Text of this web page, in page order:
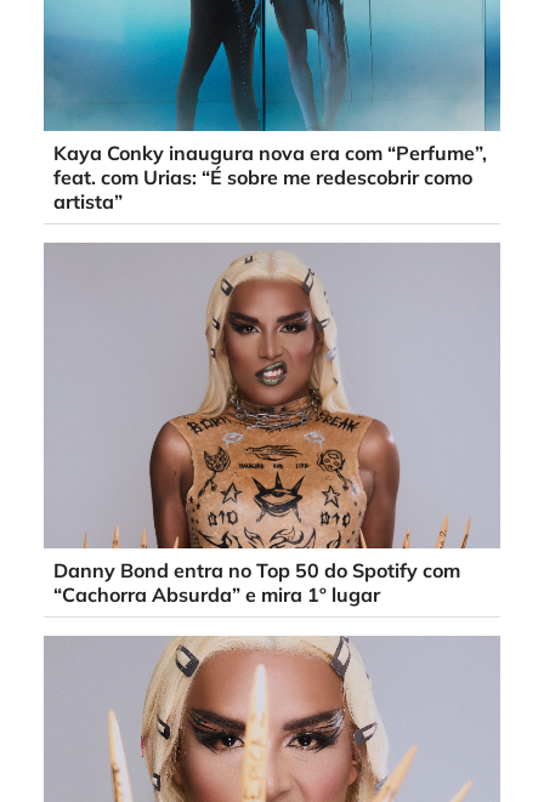
Kaya Conky inaugura nova era com “Perfume”,
feat. com Urias: “É sobre me redescobrir como
artista”
Danny Bond entra no Top 50 do Spotify com
“Cachorra Absurda” e mira 1º lugar